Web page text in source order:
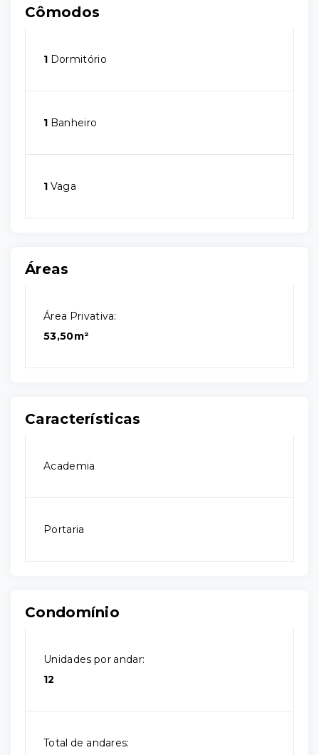
Cômodos
1 Dormitório
1 Banheiro
1 Vaga
Áreas
Área Privativa:
53,50m²
Características
Academia
Portaria
Condomínio
Unidades por andar:
12
Total de andares: